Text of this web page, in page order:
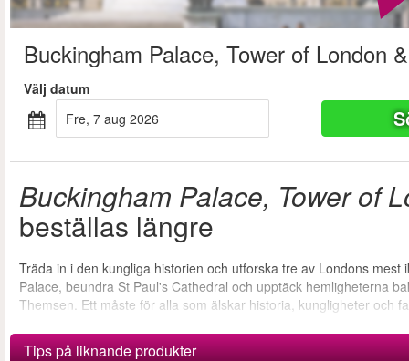
Buckingham Palace, Tower of London
Välj datum
fre, 7 aug 2026
Buckingham Palace, Tower of
beställas längre
Träda in i den kungliga historien och utforska tre av Londons
Palace, beundra St Paul's Cathedral och upptäck hemligheterna
Themsen. Ett måste för alla som älskar historia, kungligheter och
Tips på liknande produkter